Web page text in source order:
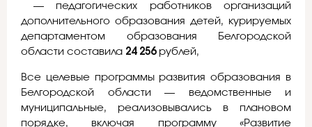
— педагогических работников организаций
дополнительного образования детей, курируемых
департаментом образования Белгородской
области составила 24 256 рублей,
Все целевые программы развития образования в
Белгородской области — ведомственные и
муниципальные, реализовывались в плановом
порядке, включая программу «Развитие